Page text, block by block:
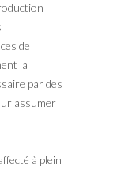
de
la
par des
assumer
à plein